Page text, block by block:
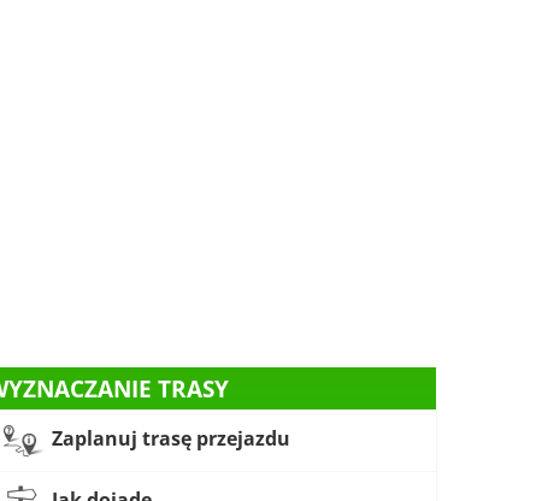
TRASY
Zaplanuj trasę przejazdu